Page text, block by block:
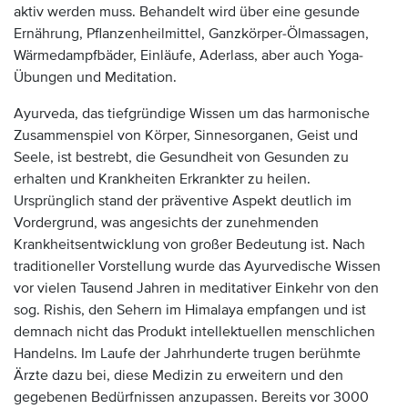
aktiv werden muss. Behandelt wird über eine gesunde
Ernährung, Pflanzenheilmittel, Ganzkörper-Ölmassagen,
Wärmedampfbäder, Einläufe, Aderlass, aber auch Yoga-
Übungen und Meditation.
Ayurveda, das tiefgründige Wissen um das harmonische
Zusammenspiel von Körper, Sinnesorganen, Geist und
Seele, ist bestrebt, die Gesundheit von Gesunden zu
erhalten und Krankheiten Erkrankter zu heilen.
Ursprünglich stand der präventive Aspekt deutlich im
Vordergrund, was angesichts der zunehmenden
Krankheitsentwicklung von großer Bedeutung ist. Nach
traditioneller Vorstellung wurde das Ayurvedische Wissen
vor vielen Tausend Jahren in meditativer Einkehr von den
sog. Rishis, den Sehern im Himalaya empfangen und ist
demnach nicht das Produkt intellektuellen menschlichen
Handelns. Im Laufe der Jahrhunderte trugen berühmte
Ärzte dazu bei, diese Medizin zu erweitern und den
gegebenen Bedürfnissen anzupassen. Bereits vor 3000